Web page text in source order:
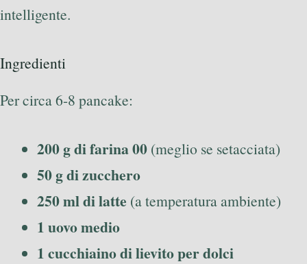
intelligente.
Ingredienti
Per circa 6-8 pancake:
200 g di farina 00 (meglio se setacciata)
50 g di zucchero
250 ml di latte (a temperatura ambiente)
1 uovo medio
1 cucchiaino di lievito per dolci